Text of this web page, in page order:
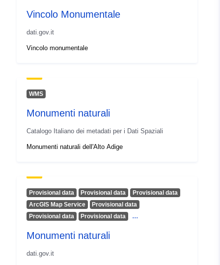
Identificatori:
Vincolo Monumentale
dati.gov.it
Vincolo monumentale
WMS
Monumenti naturali
Catalogo Italiano dei metadati per i Dati Spaziali
Monumenti naturali dell'Alto Adige
Provisional data Provisional data
Provisional data
ArcGIS Map Service
Provisional data
Provisional data
Provisional data ...
Monumenti naturali
dati.gov.it